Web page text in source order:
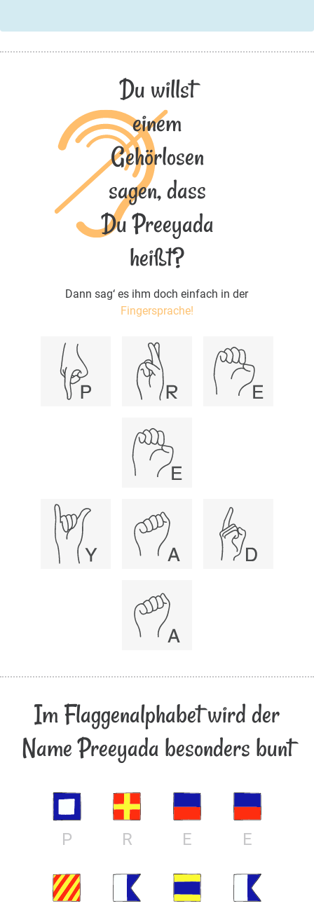
Du willst
einem
Gehörlosen
sagen, dass
Du Preeyada
heißt?
Dann sag‘ es ihm doch einfach in der
Fingersprache!
Im Flaggenalphabet wird der
Name Preeyada besonders bunt
P R E E